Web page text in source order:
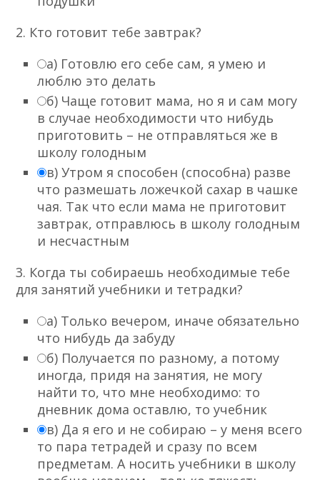
2. Кто готовит тебе завтрак?
а) Готовлю его себе сам, я умею и
люблю это делать
б) Чаще готовит мама, но я и сам могу
в случае необходимости что нибудь
приготовить – не отправляться же в
школу голодным
в) Утром я способен (способна) разве
что размешать ложечкой сахар в чашке
чая. Так что если мама не приготовит
завтрак, отправлюсь в школу голодным
и несчастным
3. Когда ты собираешь необходимые тебе
для занятий учебники и тетрадки?
а) Только вечером, иначе обязательно
что нибудь да забуду
б) Получается по разному, а потому
иногда, придя на занятия, не могу
найти то, что мне необходимо: то
дневник дома оставлю, то учебник
в) Да я его и не собираю – у меня всего
то пара тетрадей и сразу по всем
предметам. А носить учебники в школу